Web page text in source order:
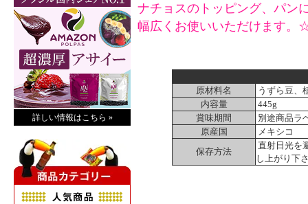
詳しい情報はこちら »
ナチョスのトッピング、パン
幅広くお使いいただけます。
原材料名
うずら豆、
内容量
445g
賞味期間
別途商品ラ
原産国
メキシコ
保存方法
直射日光を
し上がり下